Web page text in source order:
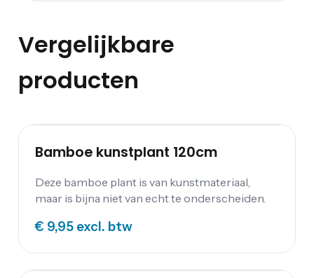
Vergelijkbare
producten
Bamboe kunstplant 120cm
Deze bamboe plant is van kunstmateriaal,
maar is bijna niet van echt te onderscheiden.
€ 9,95 excl. btw